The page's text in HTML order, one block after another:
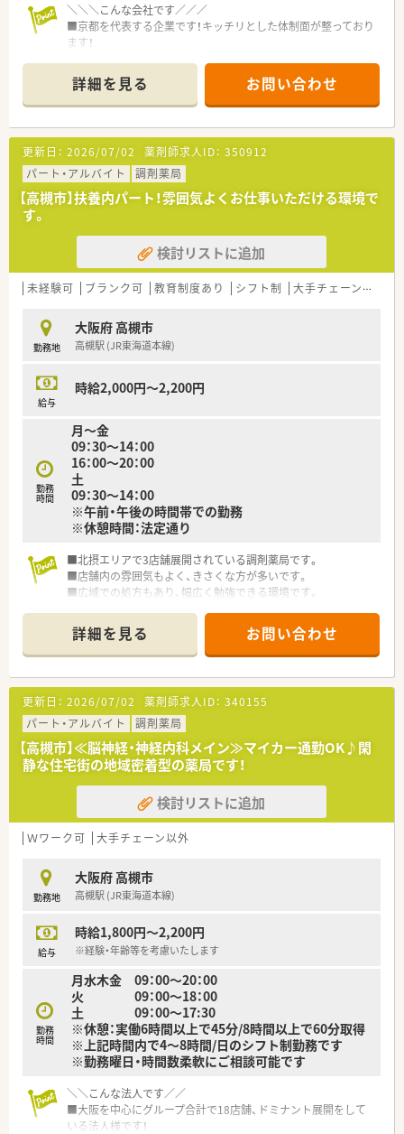
＼＼＼こんな会社です／／／
■京都を代表する企業です！キッチリとした体制面が整っており
ます！
クターとの関わりが強く門前との関係も良好です！
■最先端の機械を積極的に導入！効率化を図ることで患者さまの
待ち時間を短くし、余裕をもってカウンセリングを行う取り組み
をされています◎
■調剤過誤防止システムも導入あり◎安心してお仕事いただけ
る環境です！
■教育体制充実！本社で受講できるものからご自宅で学習できる
Web研修など、各々のスキルや環境に応じて受講できる研修体
制を整備されています♪
事だけでなく、プライベートも充実できる環境作りに努めていま
＼＼＼こんな薬局です／／／
す！
■監査システム等、各設備充実しております♪
■住宅街にあり、とてもきれいな薬局☆
詳細を見る お問い合わせ
更新日： 2026/07/02 薬剤師求人ID： 350912
パート・アルバイト
調剤薬局
【高槻市】扶養内パート！雰囲気よくお仕事いただける環境で
す。
検討リストに追加
未経験可 ブランク可 教育制度あり シフト制 大手チェーン以外
勤務地
大阪府 高槻市
高槻駅 (JR東海道本線)
給与
時給2,000円～2,200円
勤務
時間
月～金
09：30～14：00
16：00～20：00
土
09：30～14：00
※午前・午後の時間帯での勤務
※休憩時間：法定通り
■北摂エリアで3店舗展開されている調剤薬局です。
■店舗内の雰囲気もよく、きさくな方が多いです。
■広域での処方もあり、幅広く勉強できる環境です。
詳細を見る お問い合わせ
更新日： 2026/07/02 薬剤師求人ID： 340155
パート・アルバイト
調剤薬局
【高槻市】≪脳神経・神経内科メイン≫マイカー通勤OK♪閑
静な住宅街の地域密着型の薬局です！
検討リストに追加
Ｗワーク可 大手チェーン以外
勤務地
大阪府 高槻市
高槻駅 (JR東海道本線)
給与
時給1,800円～2,200円
※経験・年齢等を考慮いたします
勤務
時間
月水木金 09：00～20：00
火 09：00～18：00
土 09：00～17:30
※休憩：実働6時間以上で45分/8時間以上で60分取得
※上記時間内で4～8時間/日のシフト制勤務です
※勤務曜日・時間数柔軟にご相談可能です
＼＼こんな法人です／／
■大阪を中心にグループ合計で18店舗、ドミナント展開をして
いる法人様です！